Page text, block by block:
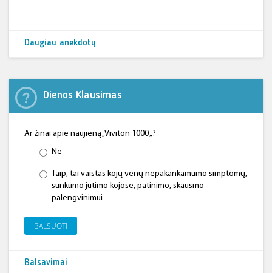
Daugiau anekdotų
Dienos Klausimas
Ar žinai apie naujieną „Viviton 1000 „?
Ne
Taip, tai vaistas kojų venų nepakankamumo simptomų,
sunkumo jutimo kojose, patinimo, skausmo
palengvinimui
BALSUOTI
Balsavimai